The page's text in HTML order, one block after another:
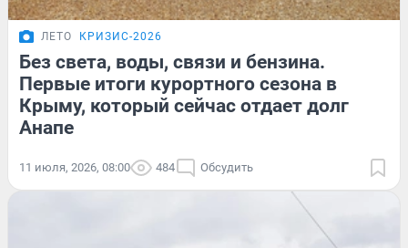
ЛЕТО КРИЗИС-2026
Без света, воды, связи и бензина.
Первые итоги курортного сезона в
Крыму, который сейчас отдает долг
Анапе
11 июля, 2026, 08:00 484 Обсудить